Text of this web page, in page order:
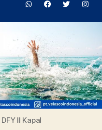
II Kapal